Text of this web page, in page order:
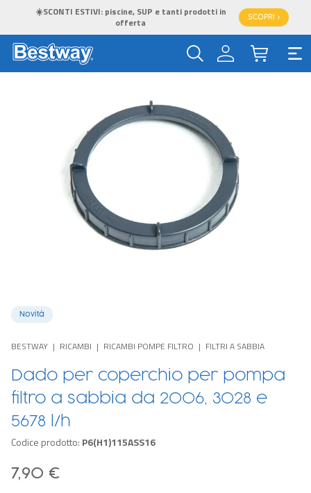
☀️SCONTI ESTIVI: piscine, SUP e tanti prodotti in
offerta
SCOPRI >
Novità
BESTWAY RICAMBI RICAMBI POMPE FILTRO FILTRI A SABBIA
Dado per coperchio per pompa
filtro a sabbia da 2006, 3028 e
5678 l/h
Codice prodotto: P6(H1)115ASS16
7,90 €